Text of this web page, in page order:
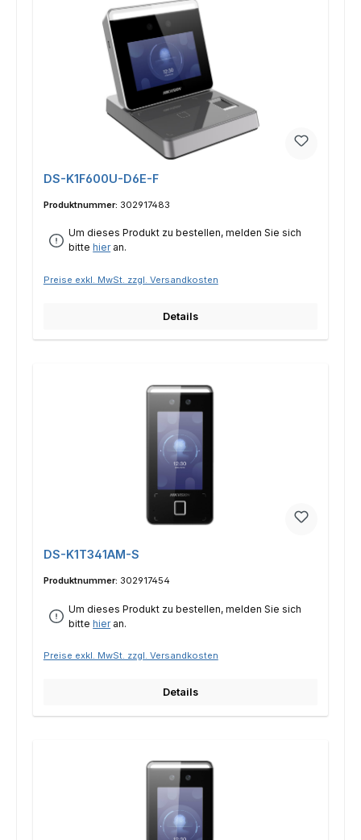
DS-K1F600U-D6E-F
Produktnummer: 302917483
Um dieses Produkt zu bestellen, melden Sie sich
bittehieran.
Preise exkl. MwSt. zzgl. Versandkosten
Details
DS-K1T341AM-S
Produktnummer: 302917454
Um dieses Produkt zu bestellen, melden Sie sich
bittehieran.
Preise exkl. MwSt. zzgl. Versandkosten
Details